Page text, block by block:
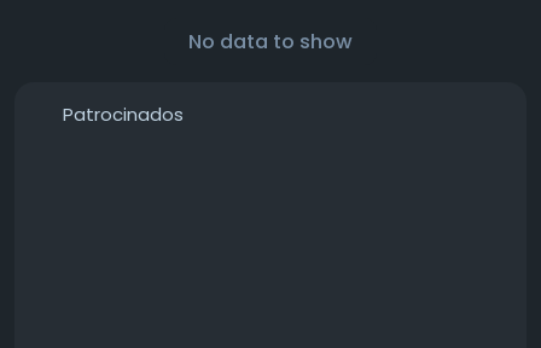
No data to show
Patrocinados